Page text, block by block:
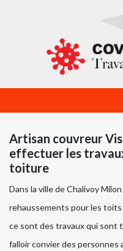
Artisan couvreur
effectuer les
toiture
Dans la ville de Chalivoy
rehaussements pour les toits
ce sont des travaux qui sont
falloir convier des personnes